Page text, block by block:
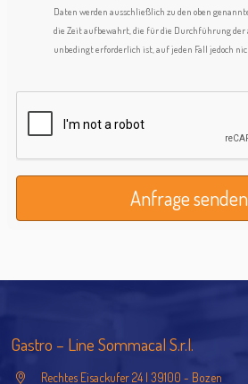
Daten werden ausschließlich zu den oben
die Zeit aufbewahrt, die für die Durchführung
unbedingt erforderlich ist, auf jeden Fall jedoch
Anfrage senden
Gastro – Line Sommacal S.r.l.
Rechtes Eisackufer 24 | 39100 - Bozen